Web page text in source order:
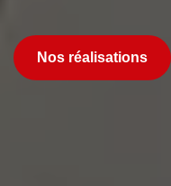
Nos réalisations